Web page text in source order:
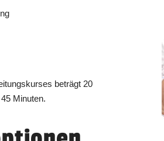
beträgt 20
Minuten.